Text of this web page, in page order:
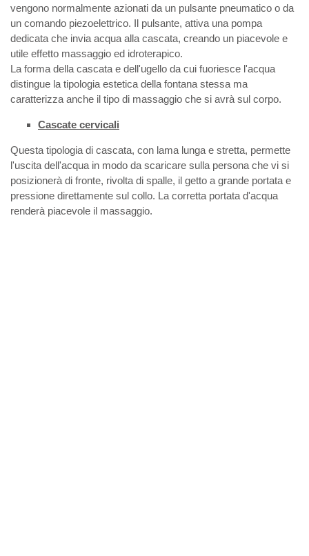
vengono normalmente azionati da un pulsante pneumatico o da
un comando piezoelettrico. Il pulsante, attiva una pompa
dedicata che invia acqua alla cascata, creando un piacevole e
utile effetto massaggio ed idroterapico.
La forma della cascata e dell'ugello da cui fuoriesce l'acqua
distingue la tipologia estetica della fontana stessa ma
caratterizza anche il tipo di massaggio che si avrà sul corpo.
Cascate cervicali
Questa tipologia di cascata, con lama lunga e stretta, permette
l'uscita dell'acqua in modo da scaricare sulla persona che vi si
posizionerà di fronte, rivolta di spalle, il getto a grande portata e
pressione direttamente sul collo. La corretta portata d'acqua
renderà piacevole il massaggio.